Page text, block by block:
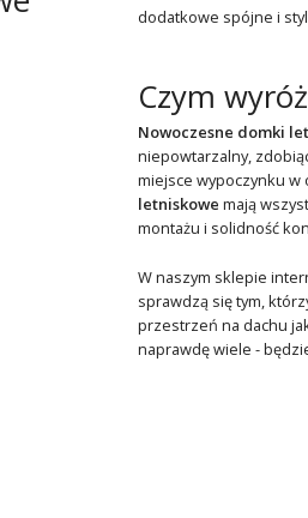
dodatkowe spójne i
Czym
Nowoczesne domki
niepowtarzalny,
miejsce wypoczynku w
letniskowe mają
montażu i solidność
W naszym sklepie
sprawdzą się tym,
przestrzeń na dachu
naprawdę wiele -